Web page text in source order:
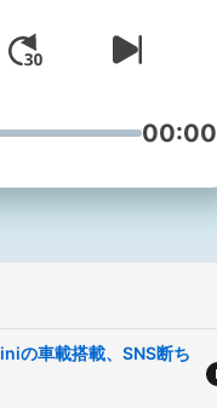
感想は #ながら
、Apple
ォローやコメン
す！ ▼出演
会社CEO。 AIの
体としたファ
00:00
の車載搭載、SNS断ち